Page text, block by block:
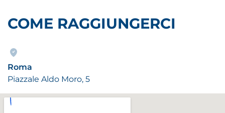
COME RAGGIUNGERCI
Roma
Piazzale Aldo Moro, 5